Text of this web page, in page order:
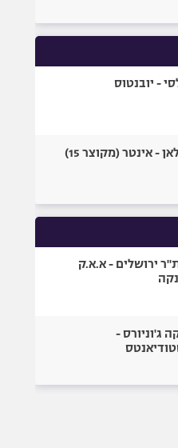
- יובנטוס
- אינטר (מקוצר 15)
ירושלים - א.א.ק
ג'וניורס -